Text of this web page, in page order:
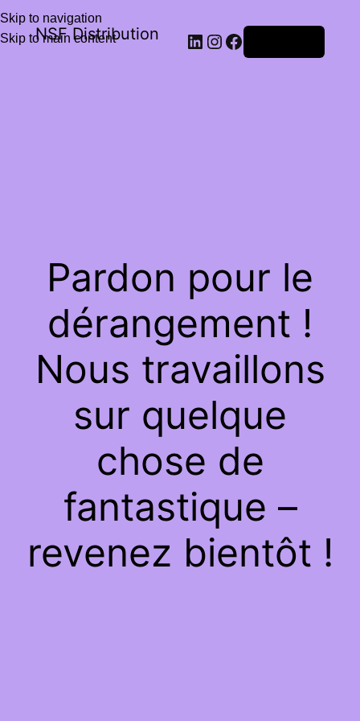
Skip to navigation
Skip to main content
NSF Distribution
Pardon pour le
dérangement !
Nous travaillons
sur quelque
chose de
fantastique –
revenez bientôt !